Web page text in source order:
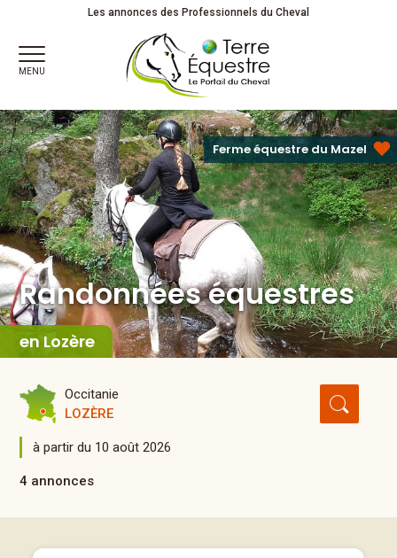
Randonnées équestresLes annonces des Professionnels du Cheval
MENU
Randonnées équestres
en Lozère
Ferme équestre du Mazel
Occitanie
LOZÈRE
à partir du 10 août 2026
4 annonces